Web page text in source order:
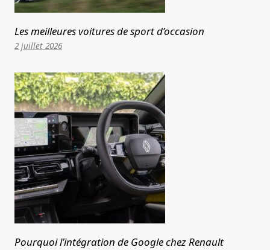
Les meilleures voitures de sport d’occasion
2 juillet 2026
Pourquoi l’intégration de Google chez Renault